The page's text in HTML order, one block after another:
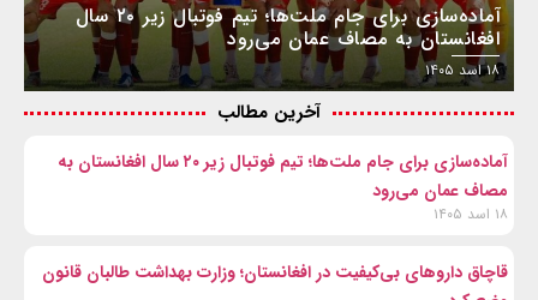
آماده‌سازی برای جام ملت‌ها؛ تیم فوتبال زیر ۲۰ سال
افغانستان به مصاف عمان می‌رود
۱۸ اسد ۱۴۰۵
آخرین مطالب
آماده‌سازی برای جام ملت‌ها؛ تیم فوتبال زیر ۲۰ سال افغانستان به
مصاف عمان می‌رود
۱۸ اسد ۱۴۰۵
قاچاق داروهای بی‌کیفیت در افغانستان؛ وزارت بهداشت طالبان قانون